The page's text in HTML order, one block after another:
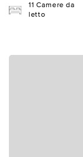
11 Camere da
letto